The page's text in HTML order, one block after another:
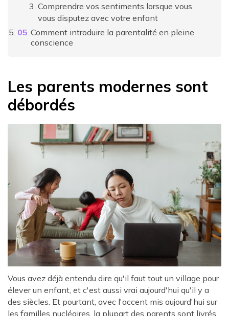
Comprendre vos sentiments lorsque vous
vous disputez avec votre enfant
Comment introduire la parentalité en pleine
conscience
Les parents modernes sont
débordés
Vous avez déjà entendu dire qu'il faut tout un village pour
élever un enfant, et c'est aussi vrai aujourd'hui qu'il y a
des siècles. Et pourtant, avec l'accent mis aujourd'hui sur
les familles nucléaires, la plupart des parents sont livrés